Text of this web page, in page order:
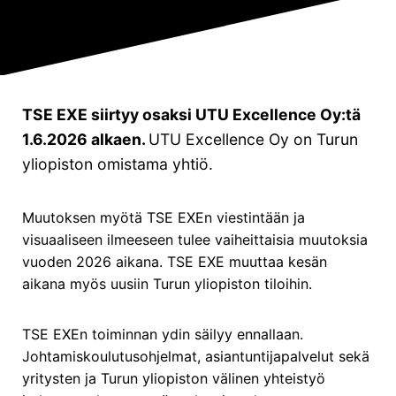
Future Excellence (FE)
Muut ohjelmat:
Kestävä johtaminen ja liiketoiminta
Strateginen ennakoinnin johtaminen
LinkedIn
Facebook
Instagram
TSE EXE siirtyy osaksi UTU Excellence Oy:tä
1.6.2026 alkaen. UTU Excellence Oy on Turun
yliopiston omistama yhtiö.
Muutoksen myötä TSE EXEn viestintään ja
visuaaliseen ilmeeseen tulee vaiheittaisia muutoksia
vuoden 2026 aikana. TSE EXE muuttaa kesän
aikana myös uusiin Turun yliopiston tiloihin.
TSE EXEn toiminnan ydin säilyy ennallaan.
Johtamiskoulutusohjelmat, asiantuntijapalvelut sekä
yritysten ja Turun yliopiston välinen yhteistyö